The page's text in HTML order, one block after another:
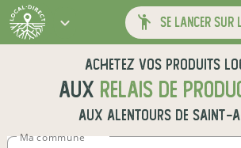
se lancer sur
Achetez vos produits
aux relais de
aux alentours de Saint-
Ma commune